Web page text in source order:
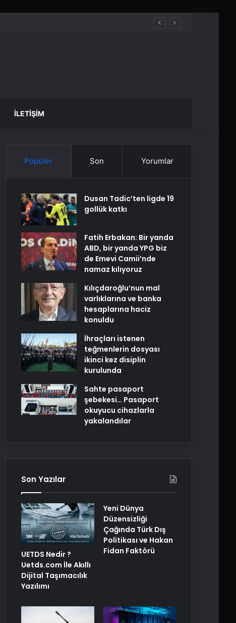
İLETIŞIM
Popüler Son Yorumlar
Dusan Tadic’ten ligde 19
gollük katkı
Fatih Erbakan: Bir yanda
ABD, bir yanda YPG biz
de Emevi Camii’nde
namaz kılıyoruz
Kılıçdaroğlu’nun mal
varlıklarına ve banka
hesaplarına haciz
konuldu
İhraçları istenen
teğmenlerin dosyası
ikinci kez disiplin
kurulunda
Sahte pasaport
şebekesi… Pasaport
okuyucu cihazlarla
yakalandılar
Son Yazılar
UETDS Nedir ?
Uetds.com İle Akıllı
Dijital Taşımacılık
Yazılımı
Yeni Dünya
Düzensizliği
Çağında Türk Dış
Politikası ve Hakan
Fidan Faktörü